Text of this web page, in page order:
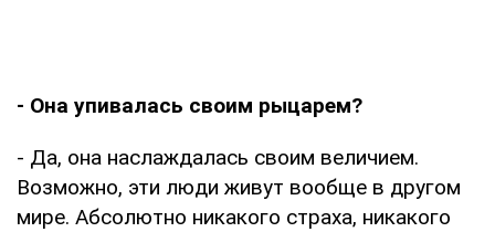
- Она упивалась своим рыцарем?
- Да, она наслаждалась своим величием.
Возможно, эти люди живут вообще в другом
мире. Абсолютно никакого страха, никакого